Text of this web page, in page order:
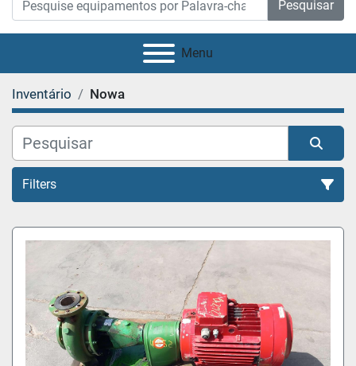
Pesquisar
Menu
Inventário Nowa
Filters
Todas as Categorias
Organizar por